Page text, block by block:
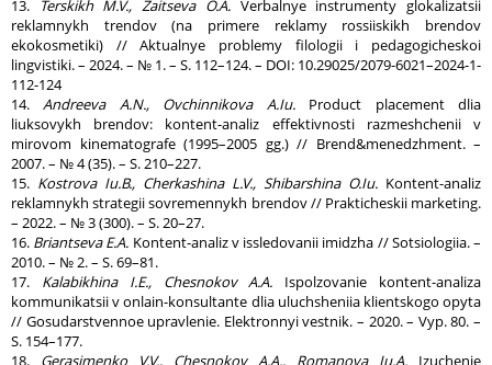
13.
Terskikh M.V., Zaitseva O.A. Verbalnye instrumenty glokalizatsii
reklamnykh trendov (na primere reklamy rossiiskikh brendov
ekokosmetiki) // Aktualnye problemy filologii i pedagogicheskoi
lingvistiki. – 2024. – № 1. – S. 112–124. – DOI: 10.29025/2079-6021–2024-1-
112-124
14.Andreeva A.N., Ovchinnikova A.Iu.Product placement dlia
liuksovykh brendov: kontent-analiz effektivnosti razmeshchenii v
mirovom kinematografe (1995–2005 gg.) // Brend&menedzhment. –
2007. – № 4 (35). – S. 210–227.
15. Kostrova Iu.B., Cherkashina L.V., Shibarshina O.Iu. Kontent-analiz
reklamnykh strategii sovremennykh brendov // Prakticheskii marketing.
– 2022. – № 3 (300). – S. 20–27.
16. Briantseva E.A. Kontent-analiz v issledovanii imidzha // Sotsiologiia. –
2010. – № 2. – S. 69–81.
17. Kalabikhina I.E., Chesnokov A.A. Ispolzovanie kontent-analiza
kommunikatsii v onlain-konsultante dlia uluchsheniia klientskogo opyta
// Gosudarstvennoe upravlenie. Elektronnyi vestnik. – 2020. – Vyp. 80. –
S. 154–177.
18. Gerasimenko V.V., Chesnokov A.A., Romanova Iu.A. Izuchenie